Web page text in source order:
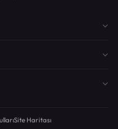
Site Haritası